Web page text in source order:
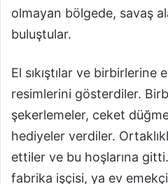
olmayan bölgede, savaş
buluştular.
El sıkıştılar ve birbirlerine
resimlerini gösterdiler.
şekerlemeler, ceket
hediyeler verdiler.
ettiler ve bu hoşlarına
fabrika işçisi, ya ev